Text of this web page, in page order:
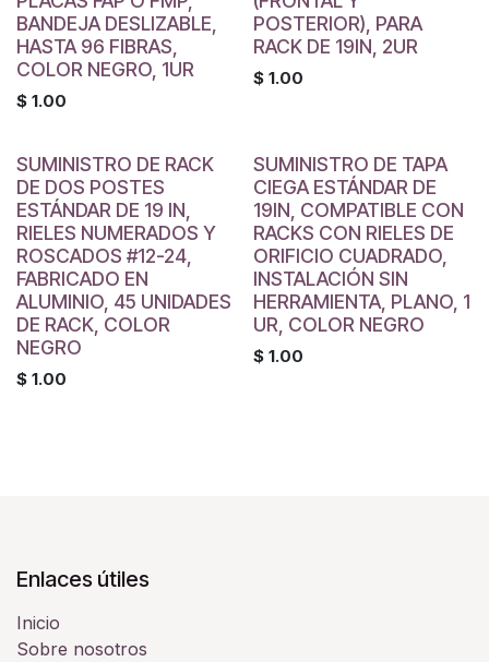
BANDEJA DESLIZABLE,
HASTA 96 FIBRAS,
COLOR NEGRO, 1UR
$ 1.00
POSTERIOR), PARA
RACK DE 19IN, 2UR
$ 1.00
SUMINISTRO DE RACK
DE DOS POSTES
ESTÁNDAR DE 19 IN,
RIELES NUMERADOS Y
ROSCADOS #12-24,
FABRICADO EN
ALUMINIO, 45 UNIDADES
DE RACK, COLOR
NEGRO
$ 1.00
SUMINISTRO DE TAPA
CIEGA ESTÁNDAR DE
19IN, COMPATIBLE CON
RACKS CON RIELES DE
ORIFICIO CUADRADO,
INSTALACIÓN SIN
HERRAMIENTA, PLANO, 1
UR, COLOR NEGRO
$ 1.00
Enlaces útiles
Inicio
Sobre nosotros